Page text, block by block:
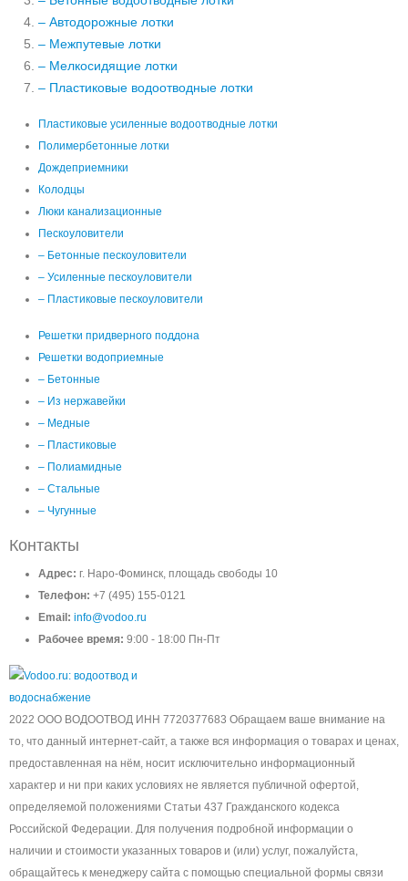
– Автодорожные лотки
– Межпутевые лотки
– Мелкосидящие лотки
– Пластиковые водоотводные лотки
Пластиковые усиленные водоотводные лотки
Полимербетонные лотки
Дождеприемники
Колодцы
Люки канализационные
Пескоуловители
– Бетонные пескоуловители
– Усиленные пескоуловители
– Пластиковые пескоуловители
Решетки придверного поддона
Решетки водоприемные
– Бетонные
– Из нержавейки
– Медные
– Пластиковые
– Полиамидные
– Стальные
– Чугунные
Контакты
Адрес: г. Наро-Фоминск, площадь свободы 10
Телефон: +7 (495) 155-0121
Email: info@vodoo.ru
Рабочее время: 9:00 - 18:00 Пн-Пт
2022 ООО ВОДООТВОД ИНН 7720377683 Обращаем ваше внимание на
то, что данный интернет-сайт, а также вся информация о товарах и ценах,
предоставленная на нём, носит исключительно информационный
характер и ни при каких условиях не является публичной офертой,
определяемой положениями Статьи 437 Гражданского кодекса
Российской Федерации. Для получения подробной информации о
наличии и стоимости указанных товаров и (или) услуг, пожалуйста,
обращайтесь к менеджеру сайта с помощью специальной формы связи